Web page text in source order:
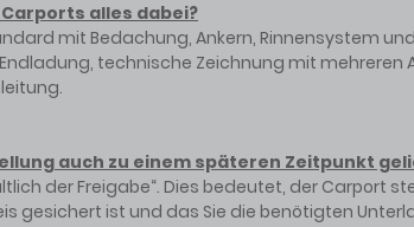
alles dabei?
mit Bedachung, Ankern, Rinnensystem
technische Zeichnung mit
auch zu einem späteren Zeitpunkt
der Freigabe“. Dies bedeutet, der Carport
gesichert ist und das Sie die benötigten